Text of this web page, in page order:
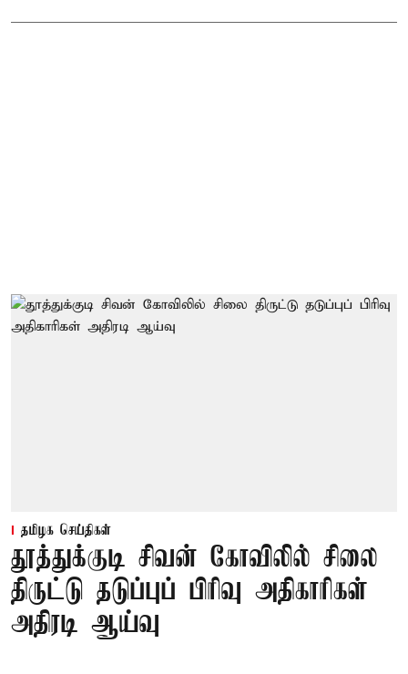
தமிழக செய்திகள்
தூத்துக்குடி சிவன் கோவிலில் சிலை
திருட்டு தடுப்புப் பிரிவு அதிகாரிகள்
அதிரடி ஆய்வு